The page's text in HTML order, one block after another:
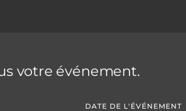
votre événement.
DATE DE L'ÉVÉNEMENT